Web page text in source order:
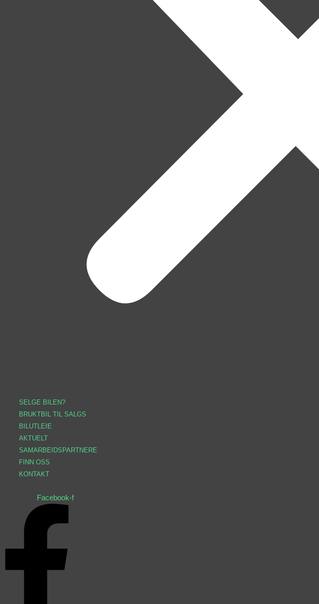
SELGE BILEN?
BRUKTBIL TIL SALGS
BILUTLEIE
AKTUELT
SAMARBEIDSPARTNERE
FINN OSS
KONTAKT
Facebook-f